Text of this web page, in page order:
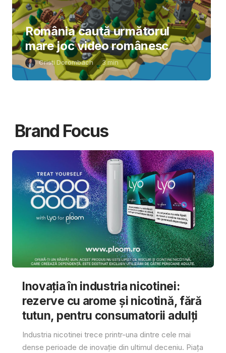
România caută următorul
mare joc video românesc
Cristi Dorombach 3min
Brand Focus
Inovația în industria nicotinei:
rezerve cu arome și nicotină, fără
tutun, pentru consumatorii adulți
Industria nicotinei trece printr-una dintre cele mai
dense perioade de inovație din ultimul deceniu. Piața